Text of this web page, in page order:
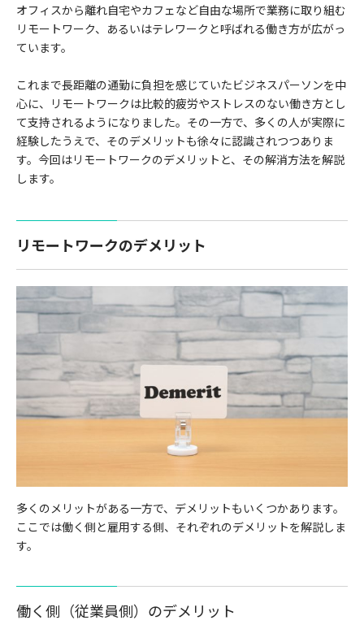
オフィスから離れ自宅やカフェなど自由な場所で業務に取り組む
リモートワーク、あるいはテレワークと呼ばれる働き方が広がっ
ています。
これまで長距離の通勤に負担を感じていたビジネスパーソンを中
心に、リモートワークは比較的疲労やストレスのない働き方とし
て支持されるようになりました。その一方で、多くの人が実際に
経験したうえで、そのデメリットも徐々に認識されつつありま
す。今回はリモートワークのデメリットと、その解消方法を解説
します。
リモートワークのデメリット
多くのメリットがある一方で、デメリットもいくつかあります。
ここでは働く側と雇用する側、それぞれのデメリットを解説しま
す。
働く側（従業員側）のデメリット